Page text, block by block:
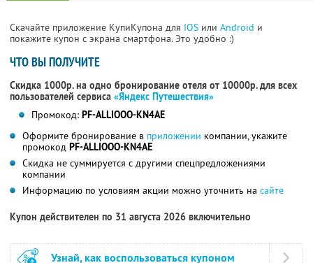
Скачайте приложение КупиКупона для IOS или Android и
покажите купон с экрана смартфона. Это удобно :)
ЧТО ВЫ ПОЛУЧИТЕ
Скидка 1000р. на одно бронирование отеля от 10000р. для всех
пользователей сервиса «Яндекс Путешествия»
Промокод: PF-ALLIOOO-KN4AE
Оформите бронирование в приложении компании, укажите
промокод PF-ALLIOOO-KN4AE
Скидка не суммируется с другими спецпредложениями
компании
Информацию по условиям акции можно уточнить на сайте
Купон действителен по 31 августа 2026 включительно
Узнай, как воспользоваться купоном